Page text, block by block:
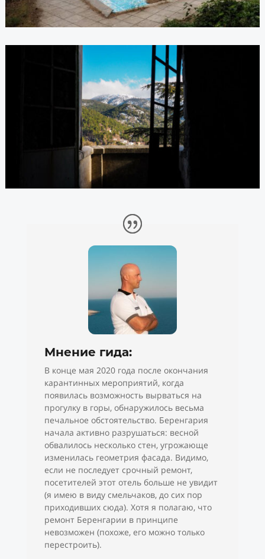
Мнение гида:
В конце мая 2020 года после окончания
карантинных мероприятий, когда
появилась возможность вырваться на
прогулку в горы, обнаружилось весьма
печальное обстоятельство. Беренгария
начала активно разрушаться: весной
обвалилось несколько стен, угрожающе
изменилась геометрия фасада. Видимо,
если не последует срочный ремонт,
посетителей этот отель больше не увидит
(я имею в виду смельчаков, до сих пор
приходивших сюда). Хотя я полагаю, что
ремонт Беренгарии в принципе
невозможен (похоже, его можно только
перестроить).